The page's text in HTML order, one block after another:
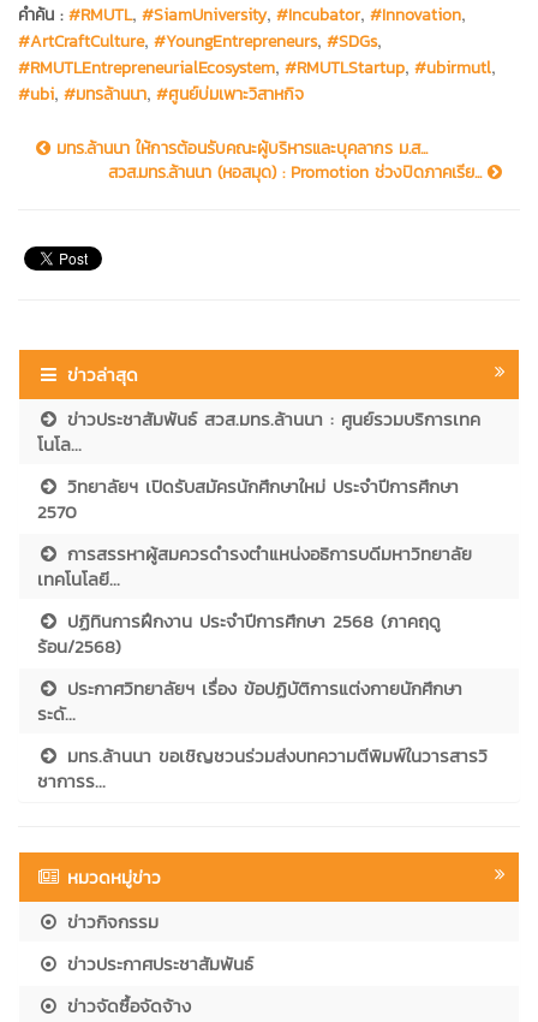
คำค้น :#RMUTL, #SiamUniversity, #Incubator, #Innovation,
#ArtCraftCulture, #YoungEntrepreneurs, #SDGs,
#RMUTLEntrepreneurialEcosystem, #RMUTLStartup, #ubirmutl,
#ubi, #มทรล้านนา, #ศูนย์บ่มเพาะวิสาหกิจ
มทร.ล้านนา ให้การต้อนรับคณะผู้บริหารและบุคลากร ม.ส...
สวส.มทร.ล้านนา (หอสมุด) : Promotion ช่วงปิดภาคเรีย...
ข่าวล่าสุด
ข่าวประชาสัมพันธ์ สวส.มทร.ล้านนา : ศูนย์รวมบริการเทค
โนโล...
วิทยาลัยฯ เปิดรับสมัครนักศึกษาใหม่ ประจำปีการศึกษา
2570
การสรรหาผู้สมควรดำรงตำแหน่งอธิการบดีมหาวิทยาลัย
เทคโนโลยี...
ปฏิทินการฝึกงาน ประจำปีการศึกษา 2568 (ภาคฤดู
ร้อน/2568)
ประกาศวิทยาลัยฯ เรื่อง ข้อปฏิบัติการแต่งกายนักศึกษา
ระดั...
มทร.ล้านนา ขอเชิญชวนร่วมส่งบทความตีพิมพ์ในวารสารวิ
ชาการร...
หมวดหมู่ข่าว
ข่าวกิจกรรม
ข่าวประกาศประชาสัมพันธ์
ข่าวจัดซื้อจัดจ้าง